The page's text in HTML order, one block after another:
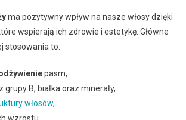
ma pozytywny wpływ na nasze włosy dzięki
wspierają ich zdrowie i estetykę. Główne
stosowania to:
pasm,
grupy B, białka oraz minerały,
włosów,
wzrostu,